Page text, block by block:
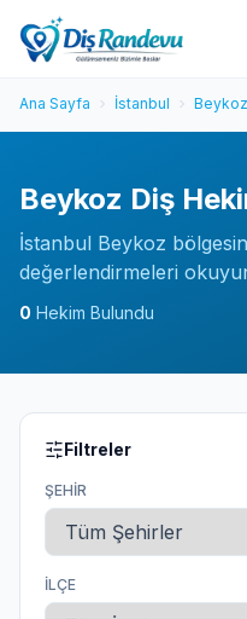
Ana Sayfa İstanbul Beykoz
Beykoz Diş
İstanbul Beykoz
değerlendirmeleri
0 Hekim Bulundu
Filtreler
ŞEHIR
İLÇE